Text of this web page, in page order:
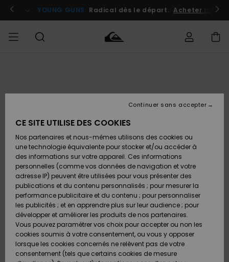
l'information
le
Se connecter / s'inscrire
YOUNG GUNS Radical dès le départ. Acheter
Chaussures
& Tongs
Surf
Snow
Nouveautés
Chaussures
& Tongs
Surf
Snow
Nouveautés
FEMME
A
Découvrir
Snow
SURF
Surf
Shop
Enfant
Highlights
Communauté
SNOW
Snow
Shop
Enfant
Snow
Shop
Femme
A
Découvrir
OUTLET
Enfant
Outlet
Femme
AIDE &
CONTACT
Retours
Paiement
Carte
Cadeau
Quiksilver
Freedom
CE SITE UTILISE DES COOKIES
Nos partenaires et nous-mêmes utilisons des cookies ou
une technologie équivalente pour stocker et/ou accéder à
des informations sur votre appareil. Ces informations
personnelles (comme vos données de navigation et votre
adresse IP) peuvent être utilisées pour vous présenter des
publications et du contenu personnalisés ; pour mesurer la
performance publicitaire et du contenu ; pour personnaliser
les publicités ; et en apprendre plus sur leur audience ; pour
développer et améliorer les produits de nos partenaires.
Vous pouvez paramétrer vos choix pour accepter ou non les
cookies soumis à votre consentement, ou vous y opposer
lorsque les cookies concernés ne relèvent pas de votre
consentement (tels que certains cookies de mesure
Continuer sans accepter